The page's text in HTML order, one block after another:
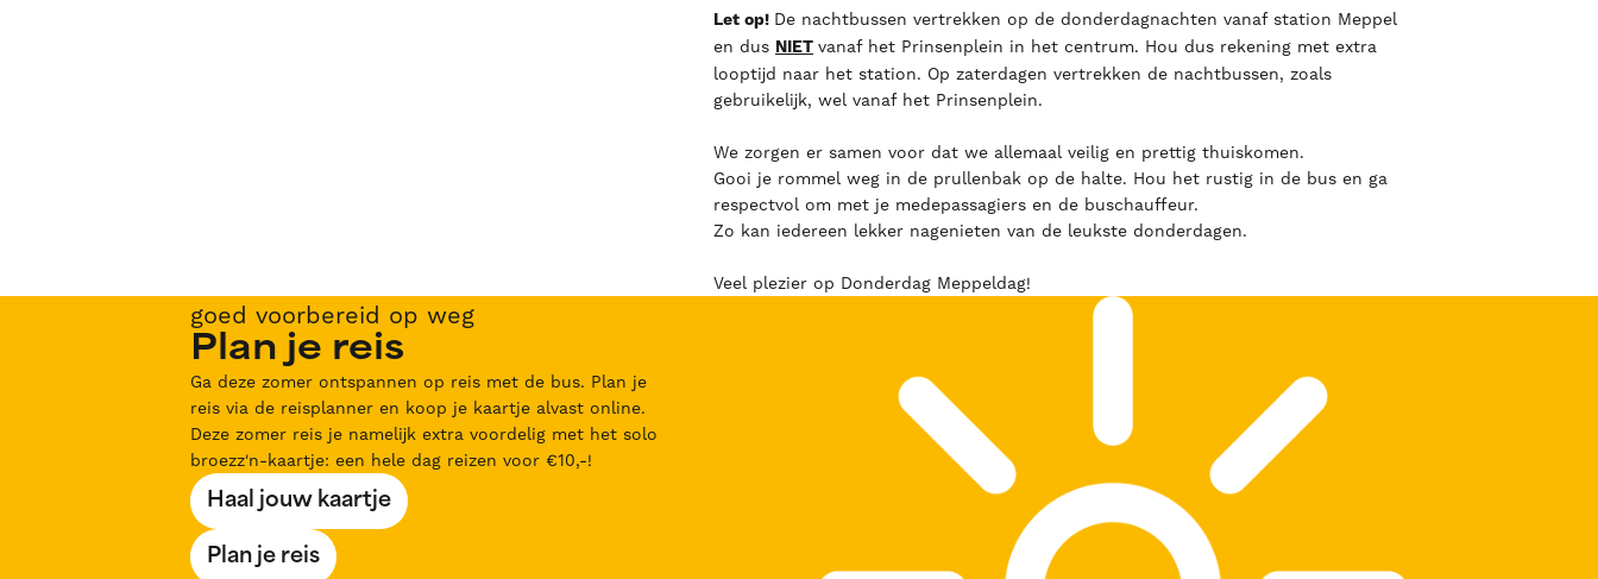
Let op! De nachtbussen vertrekken op de donderdagnachten vanaf station Meppel
en dus NIET vanaf het Prinsenplein in het centrum. Hou dus rekening met extra
looptijd naar het station. Op zaterdagen vertrekken de nachtbussen, zoals
gebruikelijk, wel vanaf het Prinsenplein.
We zorgen er samen voor dat we allemaal veilig en prettig thuiskomen.
Gooi je rommel weg in de prullenbak op de halte. Hou het rustig in de bus en ga
respectvol om met je medepassagiers en de buschauffeur.
Zo kan iedereen lekker nagenieten van de leukste donderdagen.
Veel plezier op Donderdag Meppeldag!
goed voorbereid op weg
Plan je reis
Ga deze zomer ontspannen op reis met de bus. Plan je
reis via de reisplanner en koop je kaartje alvast online.
Deze zomer reis je namelijk extra voordelig met het solo
broezz'n-kaartje: een hele dag reizen voor €10,-!
Haal jouw kaartje
Plan je reis